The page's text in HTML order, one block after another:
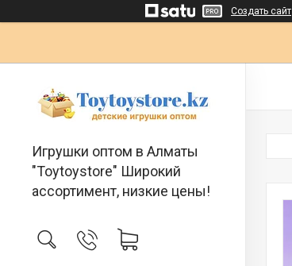
Создать сайт
Игрушки оптом в Алматы
"Toytoystore" Широкий
ассортимент, низкие цены!